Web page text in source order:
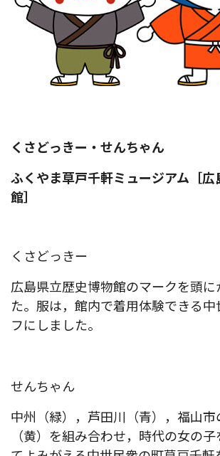
くさどっきー・せんちゃん
ふくやま草戸千軒ミュージアム［
館］
くさどっきー
広島県立歴史博物館のマークを頭に
た。服は，館内で着用体験できる
フにしました。
せんちゃん
中州（緑），芦田川（青），福山市
（黄）を組み合わせ，時代の女の